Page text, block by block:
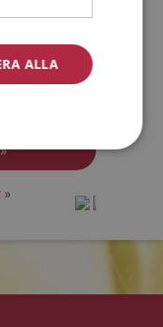
ALLA